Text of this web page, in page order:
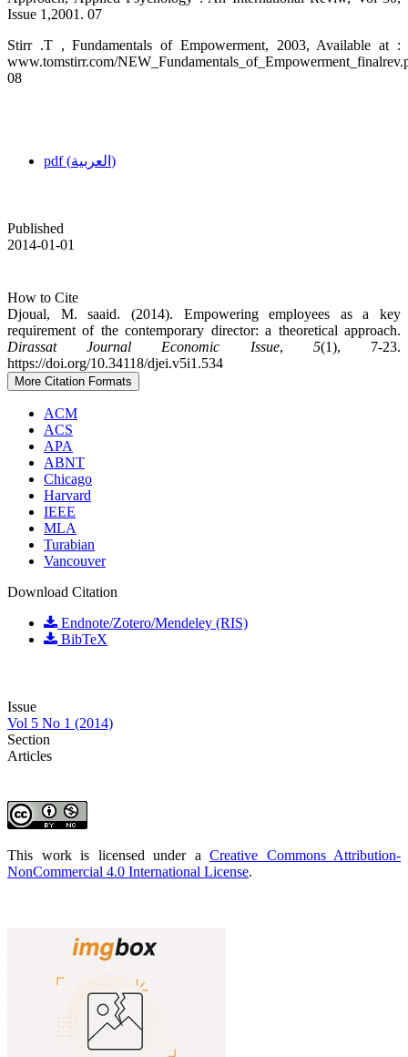
Issue 1,2001. 07
Stirr .T , Fundamentals of Empowerment, 2003, Available at :
www.tomstirr.com/
08
pdf (العربية)
Published
2014-01-01
How to Cite
Djoual, M. saaid. (2014). Empowering employees as a key
requirement of the contemporary director: a theoretical approach.
Dirassat Journal Economic Issue, 5(1), 7-23.
https://doi.org/10.34118/djei.v5i1.534
More Citation Formats
ACM
ACS
APA
ABNT
Chicago
Harvard
IEEE
MLA
Turabian
Vancouver
Download Citation
Endnote/Zotero/Mendeley (RIS)
BibTeX
Issue
Vol 5 No 1 (2014)
Section
Articles
This work is licensed under a Creative Commons Attribution-
NonCommercial 4.0 International License.